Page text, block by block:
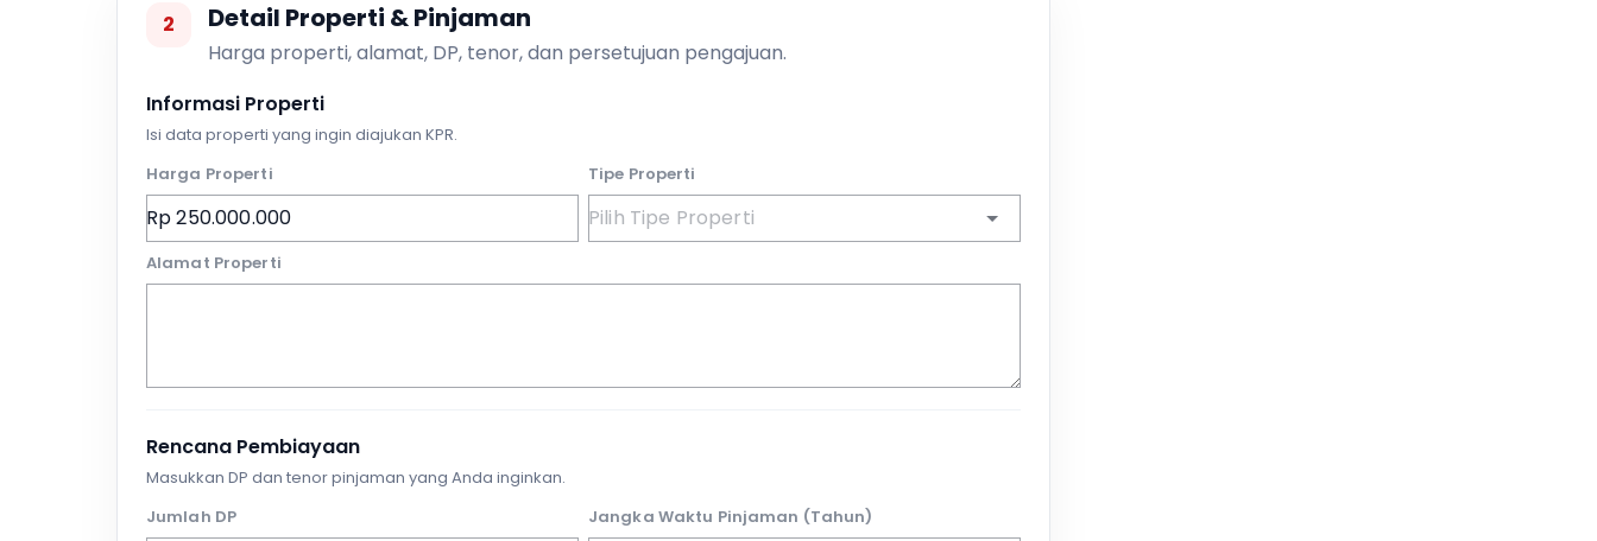
2 Detail Properti & Pinjaman
Harga properti, alamat, DP, tenor, dan persetujuan pengajuan.
Informasi Properti
Isi data properti yang ingin diajukan KPR.
Harga Properti
Tipe Properti
Alamat Properti
Rencana Pembiayaan
Masukkan DP dan tenor pinjaman yang Anda inginkan.
Jumlah DP
Jangka Waktu Pinjaman (Tahun)